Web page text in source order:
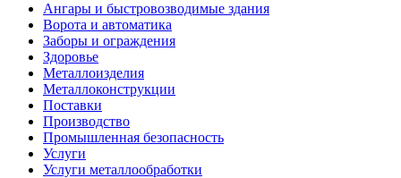
Ангары и быстровозводимые здания
Ворота и автоматика
Заборы и ограждения
Здоровье
Металлоизделия
Металлоконструкции
Поставки
Производство
Промышленная безопасность
Услуги
Услуги металлообработки